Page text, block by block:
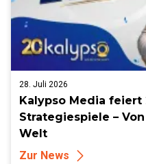
28. Juli 2026
Kalypso Media feiert
Strategiespiele –
Welt
Zur News